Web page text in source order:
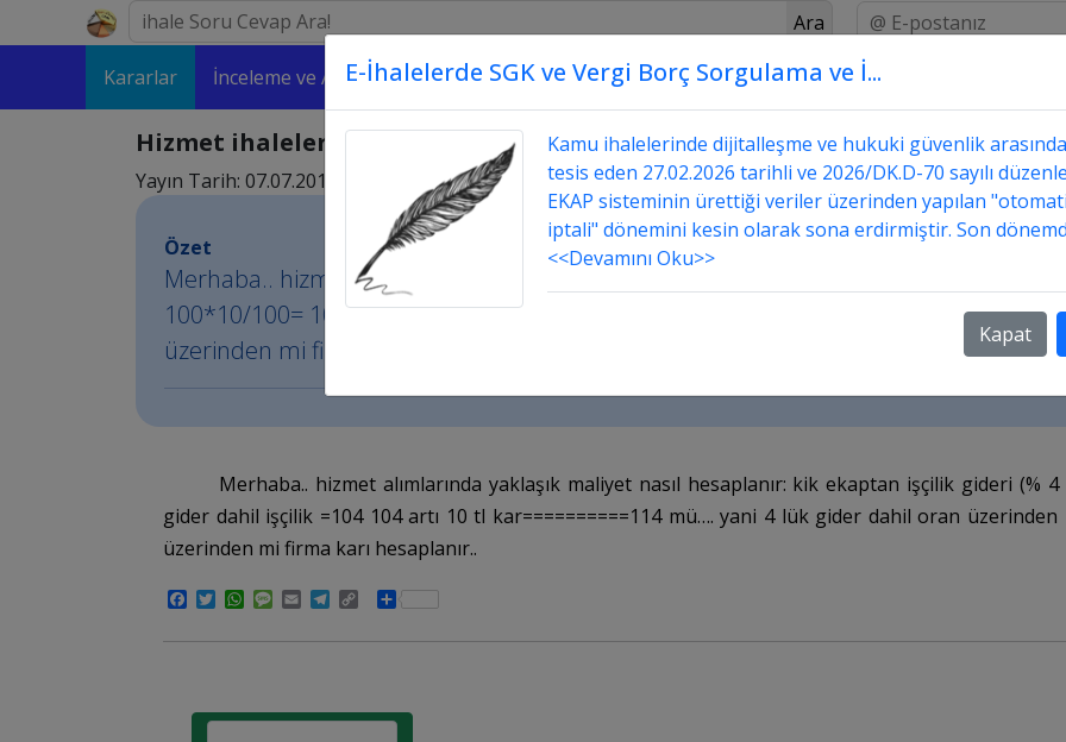
Ara
Kararlar İnceleme ve Analizler Makaleler Üstada Sor Danışmanlık Sorular ve Cevapları
Hizmet ihalelerinde yaklaşık maliyet hesaplanırken firma karı ne zaman
Yayın Tarih: 07.07.2015 03:07
Özet
Merhaba.. hizmet alımlarında yaklaşık maliyet nasıl hesaplanır: kik ekaptan işçilik
100*10/100= 10 ekap % 4 gider dahil işçilik =104 104 artı 10 tl kar==========114
üzerinden mi firma karı hesaplanır yoksa, % 4 hariç üzerinden mi firma karı
Merhaba.. hizmet alımlarında yaklaşık maliyet nasıl hesaplanır: kik ekaptan işçilik gideri (%
gider dahil işçilik =104 104 artı 10 tl kar==========114 mü…. yani 4 lük gider dahil oran
üzerinden mi firma karı hesaplanır..
Facebook
TwitterWhatsApp
Message
EmailTelegram
CopyShare
E-İhalelerde SGK ve Vergi Borç Sorgulama ve İ...
Kamu ihalelerinde dijitalleşme ve hukuki güvenlik
tesis eden 27.02.2026 tarihli ve 2026/DK.D-70 sayılı
EKAP sisteminin ürettiği veriler üzerinden yapılan
iptali" dönemini kesin olarak sona erdirmiştir. Son
<<Devamını Oku>>
Kapat